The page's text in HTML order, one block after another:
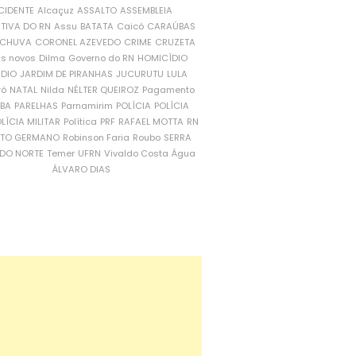
Alcaçuz ASSALTO ASSEMBLEIA
DO RN Assu BATATA Caicó CARAÚBAS
CORONEL AZEVEDO CRIME CRUZETA
novos Dilma Governo do RN HOMICÍDIO
JARDIM DE PIRANHAS JUCURUTU LULA
NATAL Nilda NÉLTER QUEIROZ Pagamento
PARELHAS Parnamirim POLÍCIA POLÍCIA
MILITAR Política PRF RAFAEL MOTTA RN
GERMANO Robinson Faria Roubo SERRA
NORTE Temer UFRN Vivaldo Costa Água
ÁLVARO DIAS